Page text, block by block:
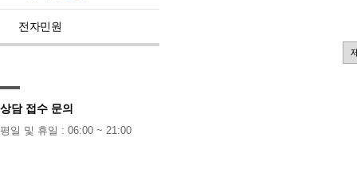
전자민원
상담 접수 문의
평일 및 휴일 : 06:00 ~ 21:00